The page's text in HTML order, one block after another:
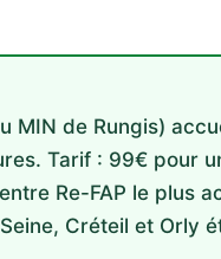
MIN de Rungis)
Tarif : 99€ pour
Re-FAP le plus
Créteil et Orly